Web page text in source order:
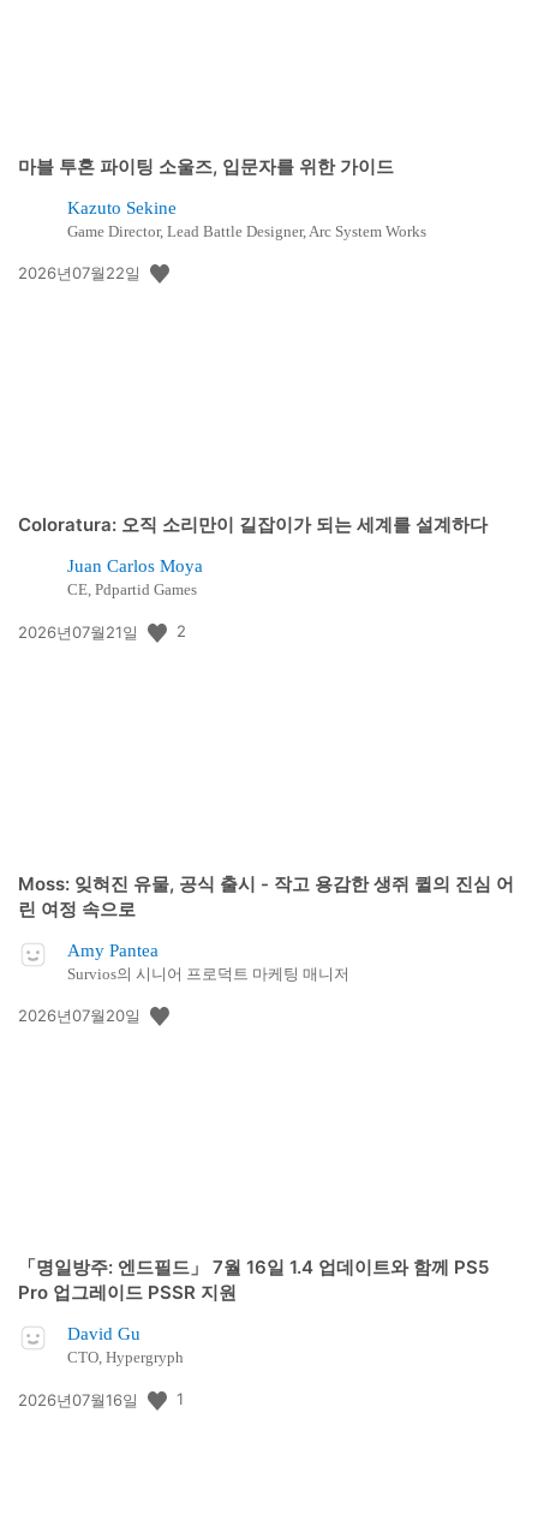
마블 투혼 파이팅 소울즈, 입문자를 위한 가이드
Kazuto Sekine
Game Director, Lead Battle Designer, Arc System Works
공
2026년07월22일
Coloratura: 오직 소리만이 길잡이가 되는 세계를 설계하다
Juan Carlos Moya
CE, Pdpartid Games
공
2026년07월21일 2
Moss: 잊혀진 유물, 공식 출시 - 작고 용감한 생쥐 퀼의 진심 어
린 여정 속으로
Amy Pantea
Survios의 시니어 프로덕트 마케팅 매니저
공
2026년07월20일
「명일방주: 엔드필드」 7월 16일 1.4 업데이트와 함께 PS5
Pro 업그레이드 PSSR 지원
David Gu
CTO, Hypergryph
공
2026년07월16일 1